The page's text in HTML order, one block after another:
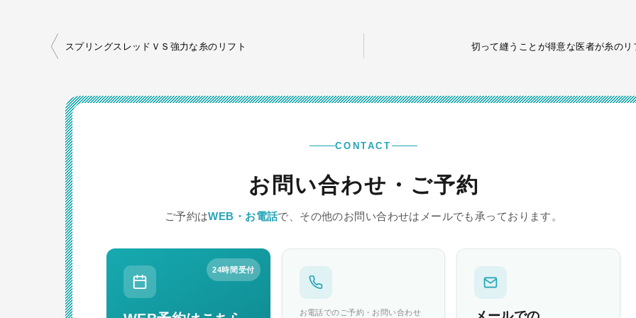
投
ビ
ゲ
ー
シ
ョ
ン
スプリングスレッドＶＳ強力な糸のリフト 切って縫うことが得意な医者が糸のリ
CONTACT
お問い合わせ・ご予約
ご予約はWEB・お電話で、その他のお問い合わせはメールでも承っております。
24時間受付
お電話でのご予約・お問い合わせ